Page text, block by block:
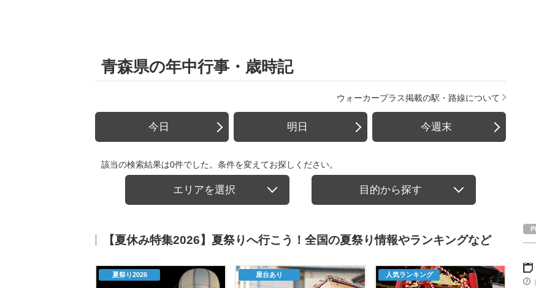
青森県の年中行事・歳時記
ウォーカープラス掲載の駅・路線について
今日 明日 今週末
該当の検索結果は0件でした。条件を変えてお探しください。
エリアを選択 目的から探す
【夏休み特集2026】夏祭りへ行こう！全国の夏祭り情報やランキングなど
夏祭り2026 屋台あり 人気ランキング